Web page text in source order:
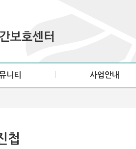
니티 사업안내
첩